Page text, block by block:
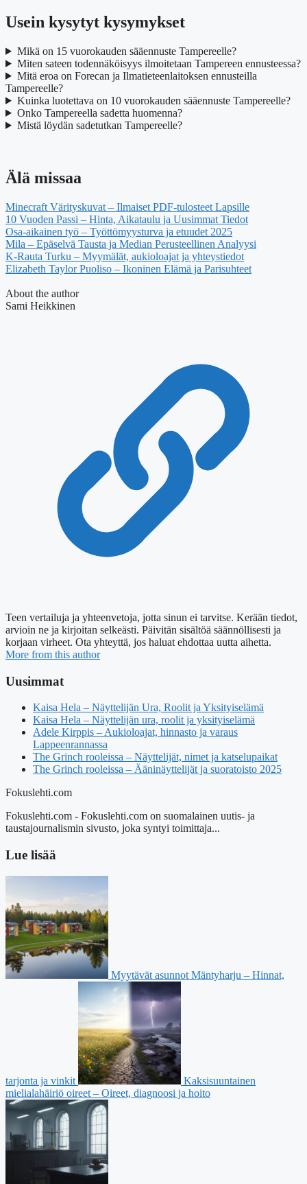
Usein kysytyt kysymykset
Mikä on 15 vuorokauden sääennuste Tampereelle?
Miten sateen todennäköisyys ilmoitetaan Tampereen ennusteessa?
Mitä eroa on Forecan ja Ilmatieteenlaitoksen ennusteilla
Tampereelle?
Kuinka luotettava on 10 vuorokauden sääennuste Tampereelle?
Onko Tampereella sadetta huomenna?
Mistä löydän sadetutkan Tampereelle?
Älä missaa
Minecraft Värityskuvat – Ilmaiset PDF-tulosteet Lapsille
10 Vuoden Passi – Hinta, Aikataulu ja Uusimmat Tiedot
Osa-aikainen työ – Työttömyysturva ja etuudet 2025
Mila – Epäselvä Tausta ja Median Perusteellinen Analyysi
K-Rauta Turku – Myymälät, aukioloajat ja yhteystiedot
Elizabeth Taylor Puoliso – Ikoninen Elämä ja Parisuhteet
About the author
Sami Heikkinen
Teen vertailuja ja yhteenvetoja, jotta sinun ei tarvitse. Kerään tiedot,
arvioin ne ja kirjoitan selkeästi. Päivitän sisältöä säännöllisesti ja
korjaan virheet. Ota yhteyttä, jos haluat ehdottaa uutta aihetta.
More from this author
Uusimmat
Kaisa Hela – Näyttelijän Ura, Roolit ja Yksityiselämä
Kaisa Hela – Näyttelijän ura, roolit ja yksityiselämä
Adele Kirppis – Aukioloajat, hinnasto ja varaus
Lappeenrannassa
The Grinch rooleissa – Näyttelijät, nimet ja katselupaikat
The Grinch rooleissa – Ääninäyttelijät ja suoratoisto 2025
Fokuslehti.com
Fokuslehti.com - Fokuslehti.com on suomalainen uutis- ja
taustajournalismin sivusto, joka syntyi toimittaja...
Lue lisää
Myytävät asunnot Mäntyharju – Hinnat,
tarjonta ja vinkit
Kaksisuuntainen
mielialahäiriö oireet – Oireet, diagnoosi ja hoito